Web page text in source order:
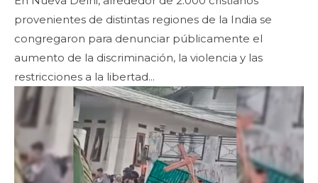
provenientes de distintas regiones de la India se
congregaron para denunciar públicamente el
aumento de la discriminación, la violencia y las
restricciones a la libertad...